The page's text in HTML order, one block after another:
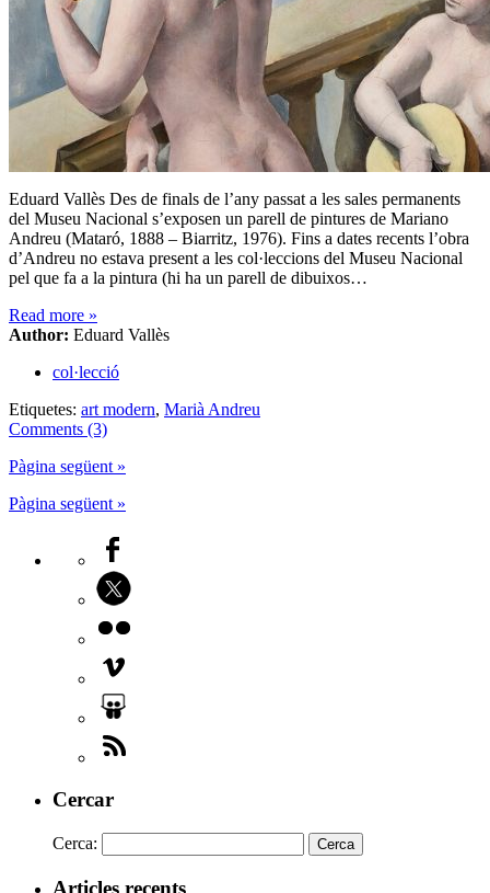
Eduard Vallès Des de finals de l’any passat a les sales permanents
del Museu Nacional s’exposen un parell de pintures de Mariano
Andreu (Mataró, 1888 – Biarritz, 1976). Fins a dates recents l’obra
d’Andreu no estava present a les col·leccions del Museu Nacional
pel que fa a la pintura (hi ha un parell de dibuixos…
Read more »
Author: Eduard Vallès
col·lecció
Etiquetes: art modern, Marià Andreu
Comments (3)
Pàgina següent »
Pàgina següent »
Cercar
Cerca:
Articles recents